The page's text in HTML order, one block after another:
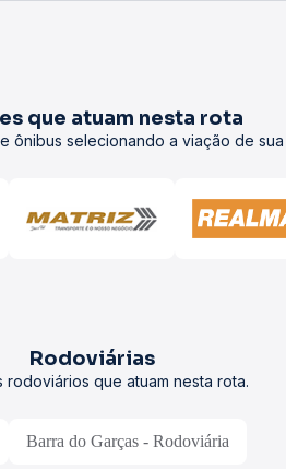
que atuam nesta rota
ônibus selecionando a viação de
Rodoviárias
rodoviários que atuam nesta rota.
Barra do Garças - Rodoviária